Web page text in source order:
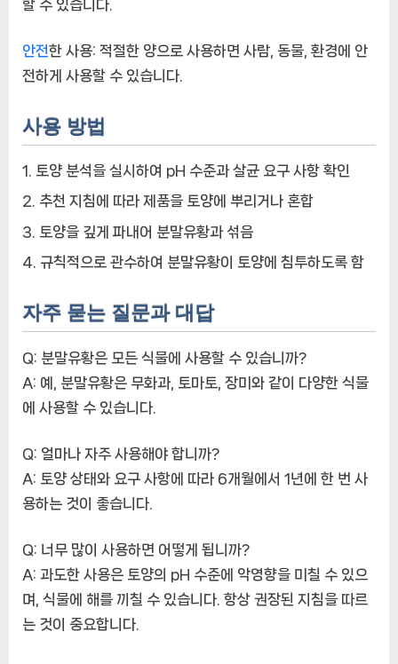
할 수 있습니다.
안전한 사용: 적절한 양으로 사용하면 사람, 동물, 환경에 안
전하게 사용할 수 있습니다.
사용 방법
토양 분석을 실시하여 pH 수준과 살균 요구 사항 확인
추천 지침에 따라 제품을 토양에 뿌리거나 혼합
토양을 깊게 파내어 분말유황과 섞음
규칙적으로 관수하여 분말유황이 토양에 침투하도록 함
자주 묻는 질문과 대답
Q: 분말유황은 모든 식물에 사용할 수 있습니까?
A: 예, 분말유황은 무화과, 토마토, 장미와 같이 다양한 식물
에 사용할 수 있습니다.
Q: 얼마나 자주 사용해야 합니까?
A: 토양 상태와 요구 사항에 따라 6개월에서 1년에 한 번 사
용하는 것이 좋습니다.
Q: 너무 많이 사용하면 어떻게 됩니까?
A: 과도한 사용은 토양의 pH 수준에 악영향을 미칠 수 있으
며, 식물에 해를 끼칠 수 있습니다. 항상 권장된 지침을 따르
는 것이 중요합니다.